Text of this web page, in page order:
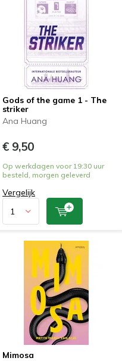
Gods of the game 1 - The
striker
Ana Huang
€ 9,50
Op werkdagen voor 19:30 uur
besteld, morgen geleverd
Vergelijk
Mimosa